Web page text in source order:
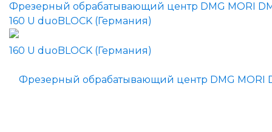
Фрезерный обрабатывающий центр DMG MORI
160 U duoBLOCK (Германия)